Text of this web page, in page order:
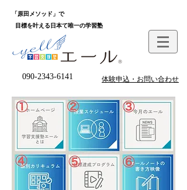
「原田メソッド」で
目標を叶える日本て唯一の学習塾
090-2343-6141 体験申込・お問い合わせ